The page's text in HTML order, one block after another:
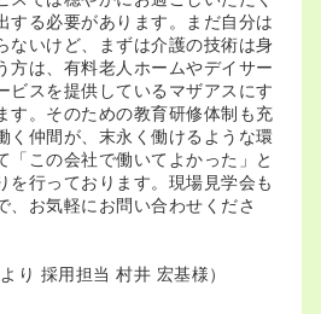
する必要があります。まだ自分は
ないけど、まずは介護の技術は身
方は、有料老人ホームやデイサー
ビスを提供しているマザアスにす
す。そのための教育研修体制も充
く仲間が、末永く働けるような環
「この会社で働いてよかった」と
を行っております。現場見学会も
、お気軽にお問い合わせくださ
り 採用担当 村井 宏基様）